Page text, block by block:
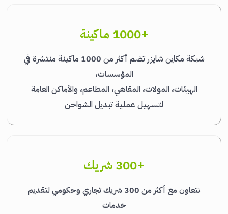
+1000 ماكينة
شبكة مكاين شايزر تضم أكثر من 1000 ماكينة منتشرة في
المؤسسات،
الهيئات، المولات، المقاهي، المطاعم، والأماكن العامة
لتسهيل عملية تبديل الشواحن
+300 شريك
نتعاون مع أكثر من 300 شريك تجاري وحكومي لتقديم
خدمات